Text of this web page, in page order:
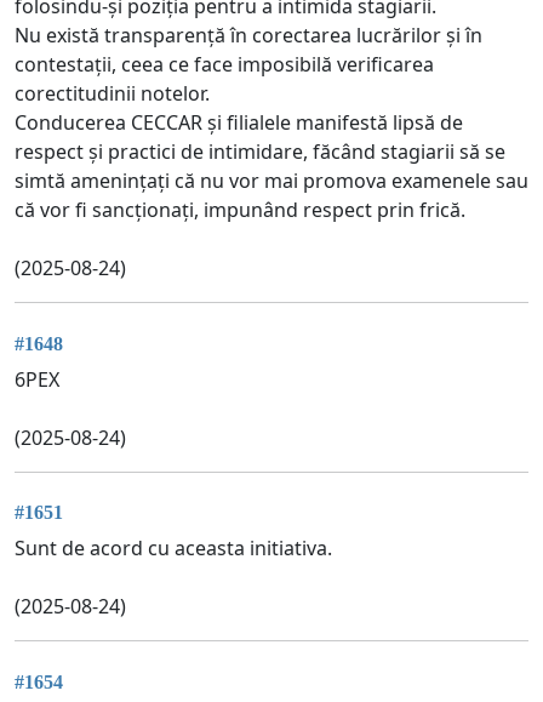
folosindu-și poziția pentru a intimida stagiarii.
Nu există transparență în corectarea lucrărilor și în
contestații, ceea ce face imposibilă verificarea
corectitudinii notelor.
Conducerea CECCAR și filialele manifestă lipsă de
respect și practici de intimidare, făcând stagiarii să se
simtă amenințați că nu vor mai promova examenele sau
că vor fi sancționați, impunând respect prin frică.
(2025-08-24)
#1648
6PEX
(2025-08-24)
#1651
Sunt de acord cu aceasta initiativa.
(2025-08-24)
#1654